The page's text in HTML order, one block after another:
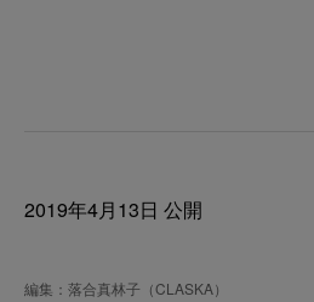
2019年4月13日 公開
編集：落合真林子（CLASKA）